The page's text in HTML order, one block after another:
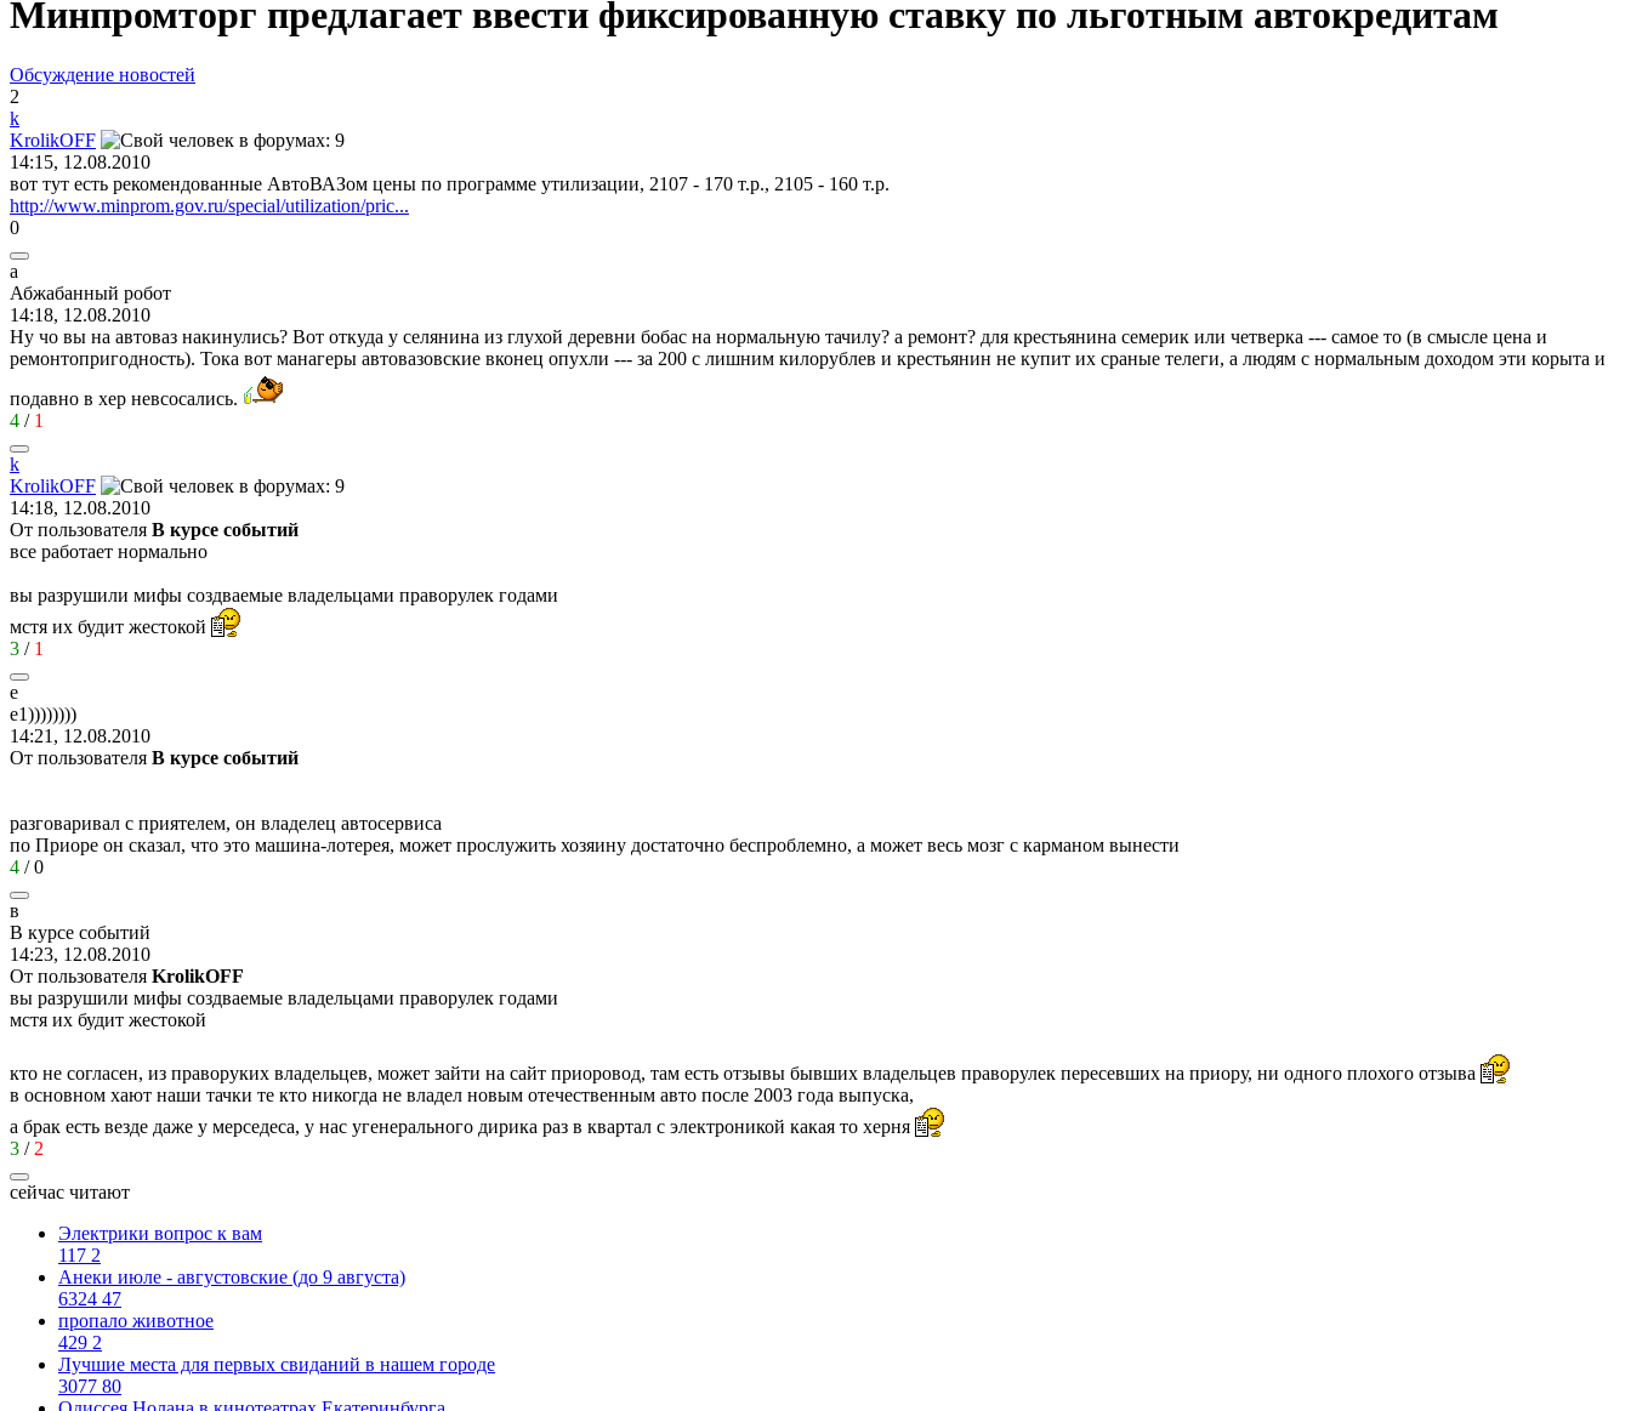
Минпромторг предлагает ввести фиксированную ставку по льготным автокредитам
Обсуждение новостей
2
k
KrolikOFF
14:15, 12.08.2010
вот тут есть рекомендованные АвтоВАЗом цены по программе утилизации, 2107 - 170 т.р., 2105 - 160 т.р.
http://www.minprom.gov.ru/special/utilization/pric...
0
а
Абжабанный робот
14:18, 12.08.2010
Ну чо вы на автоваз накинулись? Вот откуда у селянина из глухой деревни бобас на нормальную тачилу? а ремонт? для крестьянина семерик или четверка --- самое то (в смысле цена и
ремонтопригодность). Тока вот манагеры автовазовские вконец опухли --- за 200 с лишним килорублев и крестьянин не купит их сраные телеги, а людям с нормальным доходом эти корыта и
подавно в хер невсосались.
4 / 1
k
KrolikOFF
14:18, 12.08.2010
От пользователя В курсе событий
все работает нормально
вы разрушили мифы создваемые владельцами праворулек годами
мстя их будит жестокой
3 / 1
e
e1))))))))
14:21, 12.08.2010
От пользователя В курсе событий
разговаривал с приятелем, он владелец автосервиса
по Приоре он сказал, что это машина-лотерея, может прослужить хозяину достаточно беспроблемно, а может весь мозг с карманом вынести
4 /0
в
В курсе событий
14:23, 12.08.2010
От пользователя KrolikOFF
вы разрушили мифы создваемые владельцами праворулек годами
мстя их будит жестокой
кто не согласен, из праворуких владельцев, может зайти на сайт приоровод, там есть отзывы бывших владельцев праворулек пересевших на приору, ни одного плохого отзыва
в основном хают наши тачки те кто никогда не владел новым отечественным авто после 2003 года выпуска,
а брак есть везде даже у мерседеса, у нас угенерального дирика раз в квартал с электроникой какая то херня
3 / 2
сейчас читают
Электрики вопрос к вам
117 2
Анеки июле - августовские (до 9 августа)
6324 47
пропало животное
429 2
Лучшие места для первых свиданий в нашем городе
3077 80